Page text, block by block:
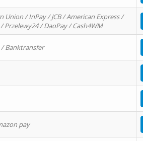
/ InPay / JCB / American Express /
Przelewy24 / DaoPay / Cash4WM
/ Banktransfer
pay